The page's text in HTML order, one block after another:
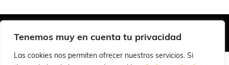
Tenemos muy en cuenta tu privacidad
Las cookies nos permiten ofrecer nuestros servicios. Si
© 2026 Cuchillalia.com